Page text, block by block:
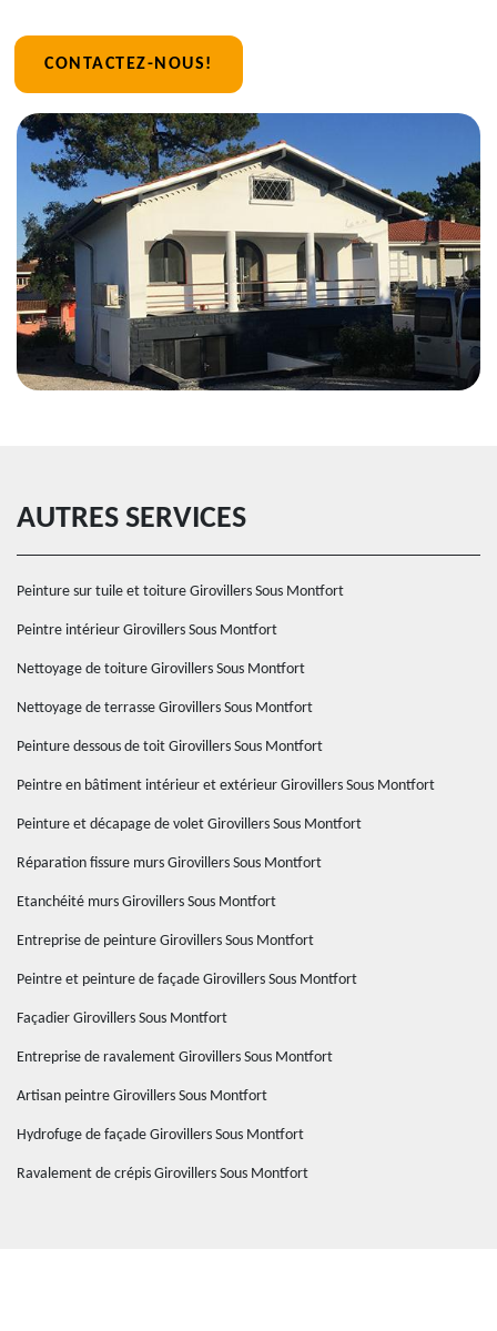
CONTACTEZ-NOUS!
AUTRES SERVICES
Peinture sur tuile et toiture Girovillers Sous Montfort
Peintre intérieur Girovillers Sous Montfort
Nettoyage de toiture Girovillers Sous Montfort
Nettoyage de terrasse Girovillers Sous Montfort
Peinture dessous de toit Girovillers Sous Montfort
Peintre en bâtiment intérieur et extérieur Girovillers Sous Montfort
Peinture et décapage de volet Girovillers Sous Montfort
Réparation fissure murs Girovillers Sous Montfort
Etanchéité murs Girovillers Sous Montfort
Entreprise de peinture Girovillers Sous Montfort
Peintre et peinture de façade Girovillers Sous Montfort
Façadier Girovillers Sous Montfort
Entreprise de ravalement Girovillers Sous Montfort
Artisan peintre Girovillers Sous Montfort
Hydrofuge de façade Girovillers Sous Montfort
Ravalement de crépis Girovillers Sous Montfort